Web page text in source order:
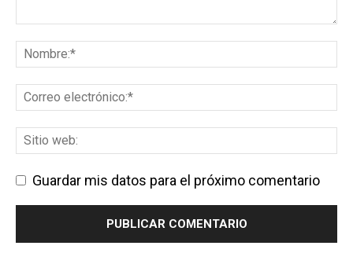
Guardar mis datos para el próximo comentario